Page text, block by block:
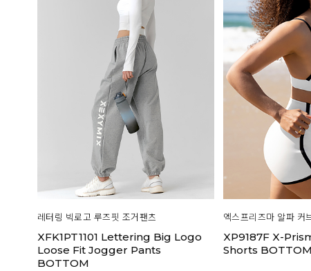
레터링 빅로고 루즈핏 조거팬츠
XFK1PT1101 Lettering Big Logo
Loose Fit Jogger Pants
BOTTOM
엑스프리즈마 알파 커
XP9187F X-
Shorts BOTTOM